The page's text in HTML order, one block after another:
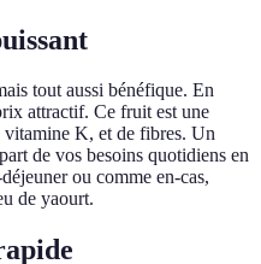
tout aussi bénéfique. En
attractif. Ce fruit est une
vitamine K, et de fibres. Un
de vos besoins quotidiens en
ou comme en-cas,
de yaourt.